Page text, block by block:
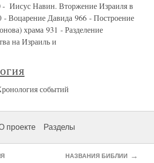
- Иисус Навин. Вторжение Израиля в
Воцарение Давида 966 - Построение
храма 931 - Разделение
на Израиль и
событий
проекте Разделы
НАЗВАНИЯ БИБЛИИ →